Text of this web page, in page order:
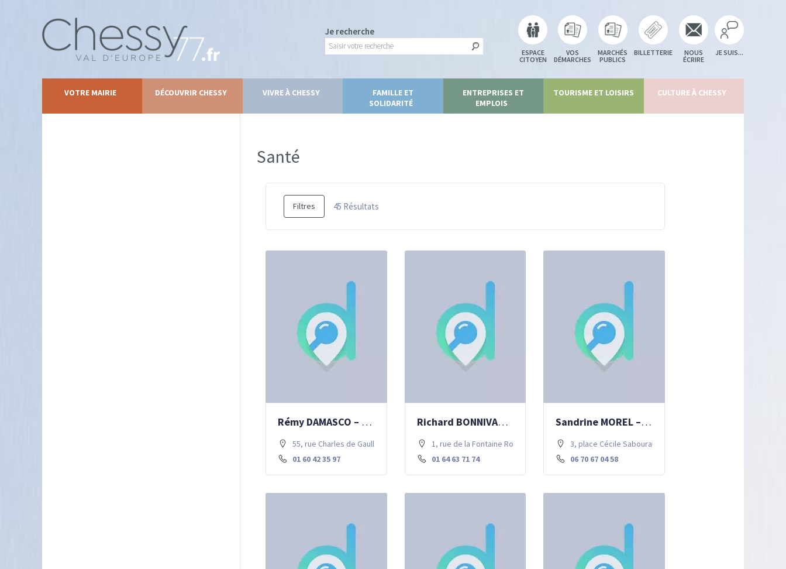
Je recherche
ESPACE
CITOYEN
VOS
DÉMARCHES
MARCHÉS
PUBLICS
BILLETTERIE
NOUS
ÉCRIRE
JE SUIS...
VOTRE MAIRIE DÉCOUVRIR CHESSY VIVRE À CHESSY
FAMILLE ET
SOLIDARITÉ
ENTREPRISES ET
EMPLOIS
TOURISME ET LOISIRS CULTURE À CHESSY
Santé
Filtres 45 Résultats
Rémy DAMASCO – chirurgie dentaire
55, rue Charles de Gaulle . 77700 Chessy
01 60 42 35 97
Richard BONNIVARD – Angiologie, médecine vasculaire
1, rue de la Fontaine Rouge . 77700 Chessy
01 64 63 71 74
Sandrine MOREL – soins infirmiers
3, place Cécile Sabouraud . 77700 Chessy
06 70 67 04 58